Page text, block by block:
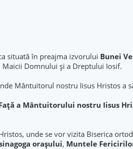
situată în preajma izvorului Bunei
Domnului şi a Dreptului Iosif.
Mântuitorul nostru Iisus Hristos
a Mântuitorului nostru Iisus
unde se vor vizita Biserica
oraşului, Muntele